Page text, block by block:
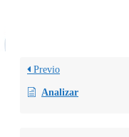
Previo
Analizar